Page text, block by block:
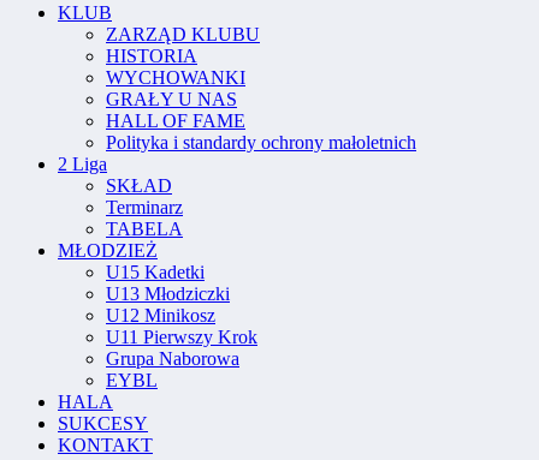
KLUB
ZARZĄD KLUBU
HISTORIA
WYCHOWANKI
GRAŁY U NAS
HALL OF FAME
Polityka i standardy ochrony małoletnich
2 Liga
SKŁAD
Terminarz
TABELA
MŁODZIEŻ
U15 Kadetki
U13 Młodziczki
U12 Minikosz
U11 Pierwszy Krok
Grupa Naborowa
EYBL
HALA
SUKCESY
KONTAKT